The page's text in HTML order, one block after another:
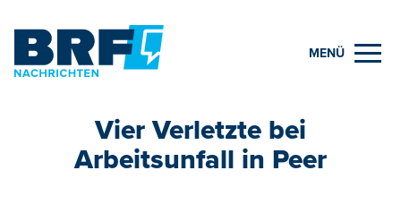
MENÜ
Vier Verletzte bei
Arbeitsunfall in Peer